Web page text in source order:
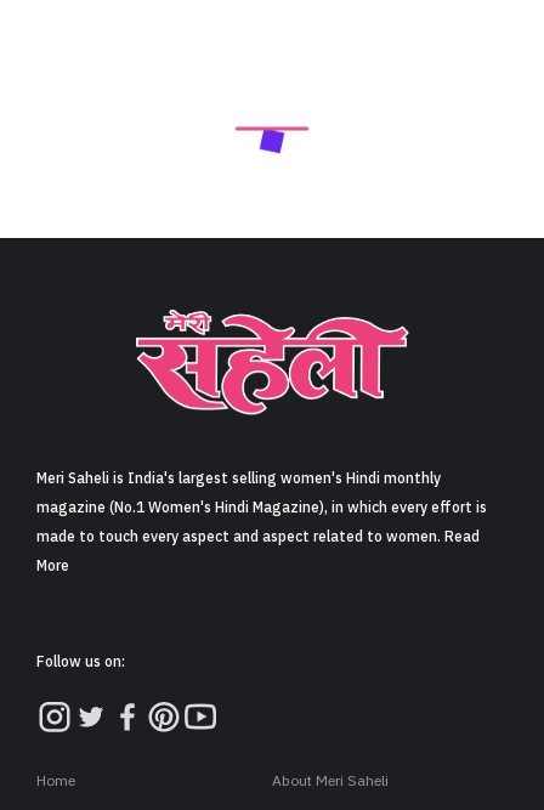
Meri Saheli is India's largest selling women's Hindi monthly
magazine (No.1 Women's Hindi Magazine), in which every effort is
made to touch every aspect and aspect related to women. Read
More
Follow us on:
Home About Meri Saheli